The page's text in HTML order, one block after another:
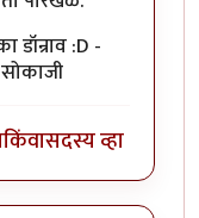
:D -
किंवासदस्य व्हा